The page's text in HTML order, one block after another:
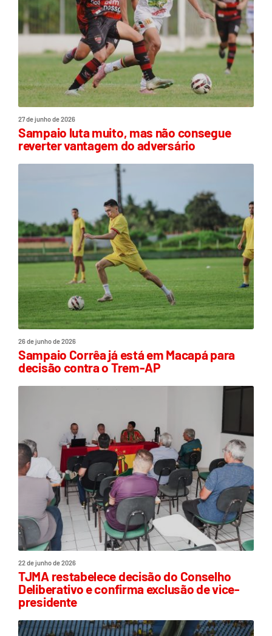
27 de junho de 2026
Sampaio luta muito, mas não consegue
reverter vantagem do adversário
26 de junho de 2026
Sampaio Corrêa já está em Macapá para
decisão contra o Trem-AP
22 de junho de 2026
TJMA restabelece decisão do Conselho
Deliberativo e confirma exclusão de vice-
presidente